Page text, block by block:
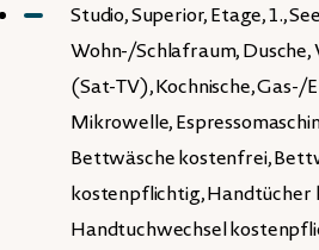
Studio, Superior, Etage, 1.,
Wohn-/Schlafraum, Dusche,
(Sat-TV), Kochnische, Gas-/
Mikrowelle,
Bettwäsche kostenfrei,
kostenpflichtig, Handtücher
Handtuchwechsel